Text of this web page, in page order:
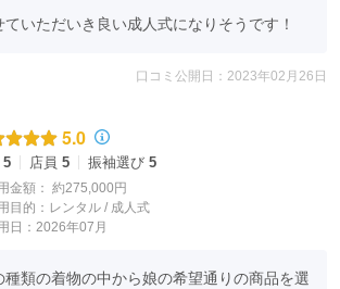
いただいき良い成人式になりそうです！
口コミ公開日：2023年02月26日
5.0
5 店員 5 振袖選び 5
金額： 約275,000円
目的： レンタル / 成人式
日：2026年07月
種類の着物の中から娘の希望通りの商品を選